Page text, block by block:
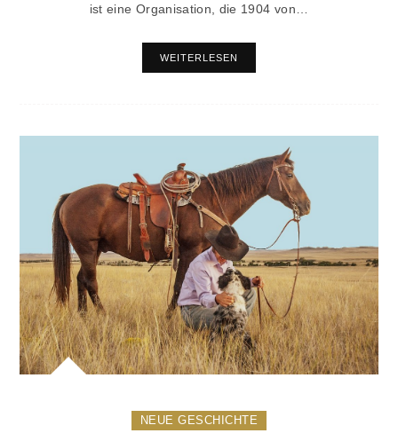
ist eine Organisation, die 1904 von…
WEITERLESEN
NEUE GESCHICHTE